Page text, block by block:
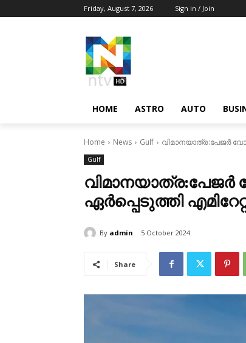
Friday, August 7, 2026 Sign in / Join
HOME ASTRO AUTO
Home News Gulf വിമാനയാത്ര:പേജര്‍
Gulf
വിമാനയാത്ര:പേജര്‍
ഏര്‍പ്പെടുത്തി
By admin 5 October 2024
Share